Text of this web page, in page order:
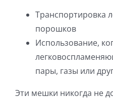
Транспортировка
порошков
Использование,
пары, газы или
Эти мешки никогда не